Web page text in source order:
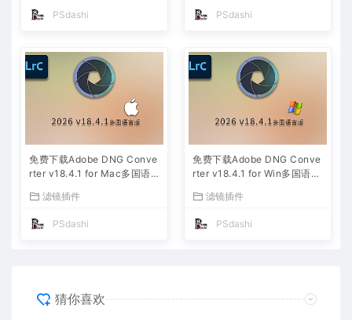
工具
PSdashi
工具
PSdashi
免费下载Adobe DNG Conve
rter v18.4.1 for Mac多国语
照片格式转换器Lrc数字负片P
滤镜插件
PSdashi
免费下载Adobe DNG Conve
rter v18.4.1 for Win多国语言
片格式转换器Lrc数字负片PS
滤镜插件
PSdashi
猜你喜欢